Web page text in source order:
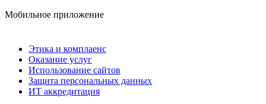
Мобильное приложение
Этика и комплаенс
Оказание услуг
Использование сайтов
Защита персональных данных
ИТ аккредитация